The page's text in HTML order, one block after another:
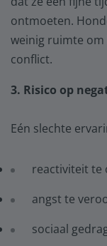
ontmoeten.
weinig ruimte om
conflict.
3. Risico op
Eén slechte
reactiviteit te
angst te
sociaal